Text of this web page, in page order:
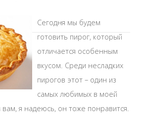
Сегодня мы будем
готовить пирог, который
отличается особенным
вкусом. Среди несладких
пирогов этот – один из
самых любимых в моей
я надеюсь, он тоже понравится.